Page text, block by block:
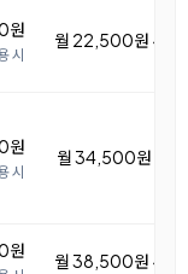
원
시
월 22,500원 ~
원
시
월 34,500원 ~
원 월 38,500원 ~